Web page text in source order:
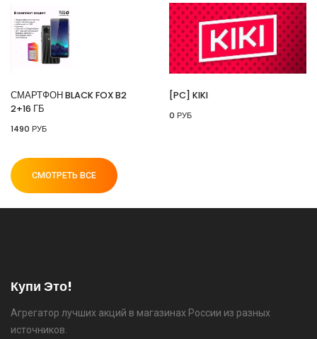
⚡ 55" Телевизор Digma DM-LED55UQB31 QLED,
4K Ultra HD, черный, СМАРТ ТВ, Google TV
🔥 26990 руб. |
⚡ Скидка до 25% при оплате платежной
системой Пэй (макс. скидка 4320₽,
СМАРТФОН BLACK FOX B2
2+16 ГБ
1490 РУБ
[PC] KIKI
0 РУБ
СМОТРЕТЬ ВСЕ
Купи Это!
Агрегатор лучших акций в магазинах России из разных
источников.